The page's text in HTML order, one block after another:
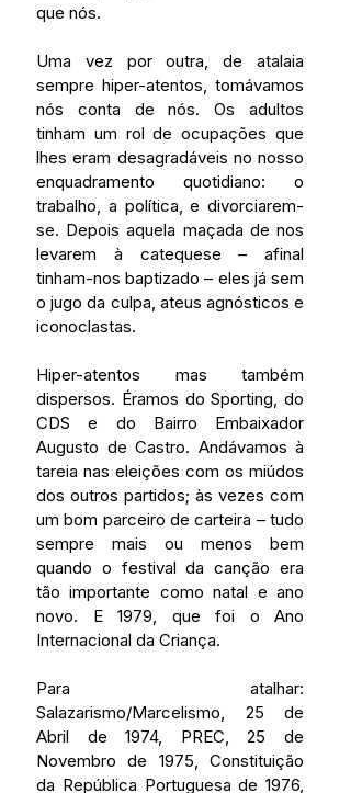
que nós.
Uma vez por outra, de atalaia
sempre hiper-atentos, tomávamos
nós conta de nós. Os adultos
tinham um rol de ocupações que
lhes eram desagradáveis no nosso
enquadramento quotidiano: o
trabalho, a política, e divorciarem-
se. Depois aquela maçada de nos
levarem à catequese – afinal
tinham-nos baptizado – eles já sem
o jugo da culpa, ateus agnósticos e
iconoclastas.
Hiper-atentos mas também
dispersos. Éramos do Sporting, do
CDS e do Bairro Embaixador
Augusto de Castro. Andávamos à
tareia nas eleições com os miúdos
dos outros partidos; às vezes com
um bom parceiro de carteira – tudo
sempre mais ou menos bem
quando o festival da canção era
tão importante como natal e ano
novo. E 1979, que foi o Ano
Internacional da Criança.
Para atalhar:
Salazarismo/Marcelismo, 25 de
Abril de 1974, PREC, 25 de
Novembro de 1975, Constituição
da República Portuguesa de 1976,